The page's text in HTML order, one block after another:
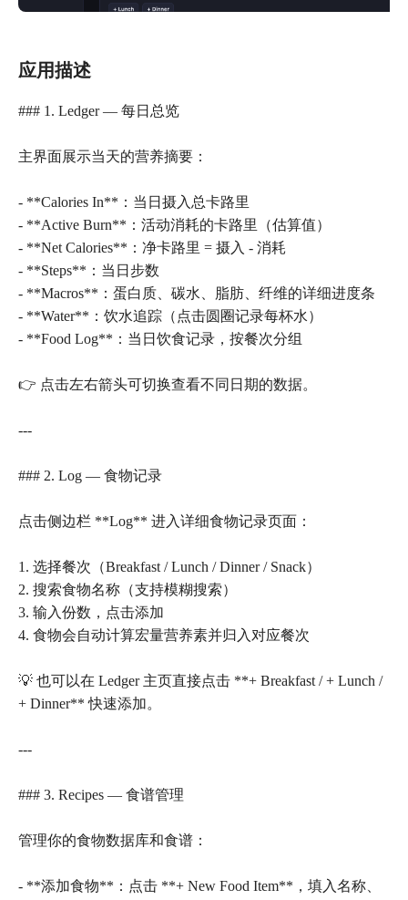
应用描述
### 1. Ledger — 每日总览
主界面展示当天的营养摘要：
- **Calories In**：当日摄入总卡路里
- **Active Burn**：活动消耗的卡路里（估算值）
- **Net Calories**：净卡路里 = 摄入 - 消耗
- **Steps**：当日步数
- **Macros**：蛋白质、碳水、脂肪、纤维的详细进度条
- **Water**：饮水追踪（点击圆圈记录每杯水）
- **Food Log**：当日饮食记录，按餐次分组
👉 点击左右箭头可切换查看不同日期的数据。
---
### 2. Log — 食物记录
点击侧边栏 **Log** 进入详细食物记录页面：
1. 选择餐次（Breakfast / Lunch / Dinner / Snack）
2. 搜索食物名称（支持模糊搜索）
3. 输入份数，点击添加
4. 食物会自动计算宏量营养素并归入对应餐次
💡 也可以在 Ledger 主页直接点击 **+ Breakfast / + Lunch /
+ Dinner** 快速添加。
---
### 3. Recipes — 食谱管理
管理你的食物数据库和食谱：
- **添加食物**：点击 **+ New Food Item**，填入名称、